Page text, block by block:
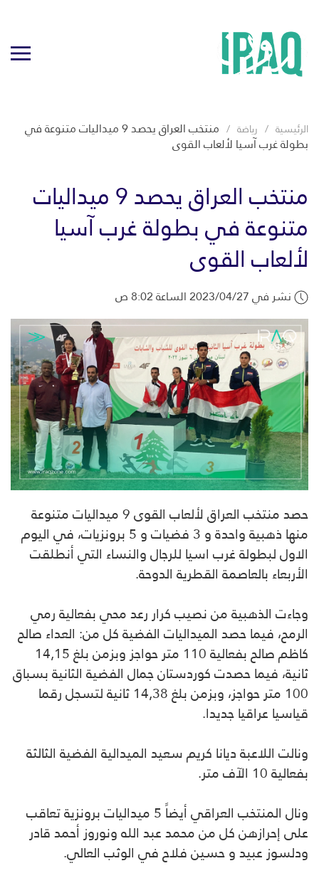
الرئيسية رياضة منتخب العراق يحصد 9 ميداليات متنوعة في
بطولة غرب آسيا لألعاب القوى
منتخب العراق يحصد 9 ميداليات
متنوعة في بطولة غرب آسيا
لألعاب القوى
نشر في 2023/04/27 الساعة 8:02 ص
حصد منتخب العراق لألعاب القوى 9 ميداليات متنوعة
منها ذهبية واحدة و 3 فضيات و 5 برونزيات، في اليوم
الاول لبطولة غرب اسيا للرجال والنساء التي أنطلقت
الأربعاء بالعاصمة القطرية الدوحة.
وجاءت الذهبية من نصيب كرار رعد محي بفعالية رمي
الرمح، فيما حصد الميداليات الفضية كل من: العداء صالح
كاظم صالح بفعالية 110 متر حواجز وبزمن بلغ 14,15
ثانية، فيما حصدت كوردستان جمال الفضية الثانية بسباق
100 متر حواجز، وبزمن بلغ 14,38 ثانية لتسجل رقما
قياسيا عراقيا جديدا.
ونالت اللاعبة ديانا كريم سعيد الميدالية الفضية الثالثة
بفعالية 10 الآف متر.
ونال المنتخب العراقي أيضاً 5 ميداليات برونزية تعاقب
على إحرازهن كل من محمد عبد الله ونوروز أحمد قادر
ودلسوز عبيد و حسين فلاح في الوثب العالي.